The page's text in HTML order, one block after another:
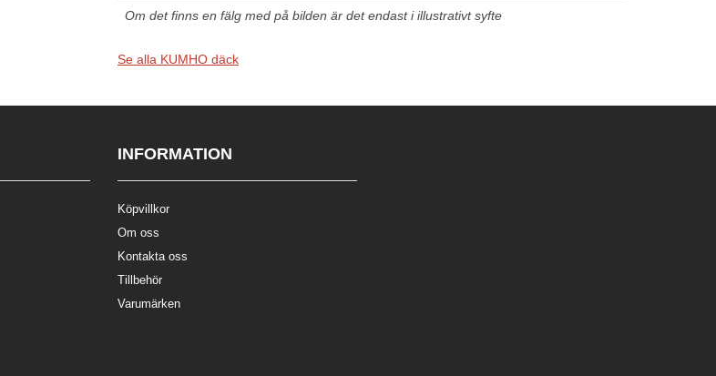
Om det finns en fälg med på bilden är det endast i illustrativt syfte
Se alla KUMHO däck
INFORMATION
Köpvillkor
Om oss
Kontakta oss
Tillbehör
Varumärken